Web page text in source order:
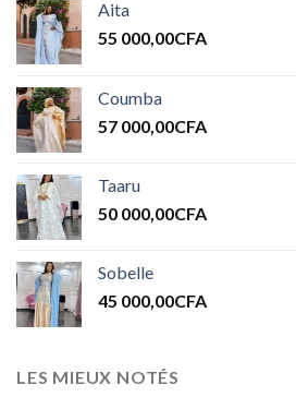
Aita
55 000,00CFA
Coumba
57 000,00CFA
Taaru
50 000,00CFA
Sobelle
45 000,00CFA
LES MIEUX NOTÉS